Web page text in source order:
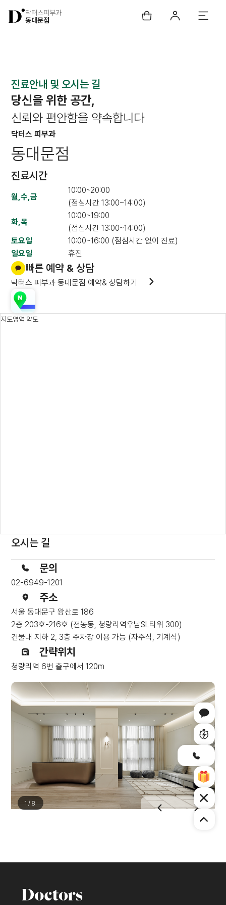
닥터스피부과
동대문점
진료안내 및 오시는 길
당신을 위한 공간,
신뢰와 편안함을 약속합니다
닥터스 피부과
동대문점
진료시간
월,수,금
10:00~20:00
(점심시간 13:00~14:00)
화,목
10:00~19:00
(점심시간 13:00~14:00)
토요일
10:00~16:00 (점심시간 없이 진료)
일요일
휴진
빠른 예약 & 상담
닥터스 피부과 동대문점 예약& 상담하기
지도영역 약도
오시는 길
문의
02-6949-1201
주소
서울 동대문구 왕산로 186
2층 203호-216호 (전농동, 청량리역우남SL타워 300)
건물내 지하 2, 3층 주차장 이용 가능 (자주식, 기계식)
간략위치
청량리역 6번 출구에서 120m
1 / 8